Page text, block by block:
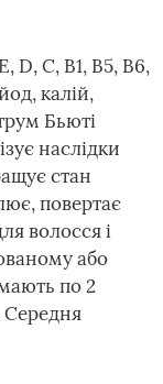
D, C, В1, В5, В6,
калій,
Бьюті
наслідки
стан
повертає
волосся і
або
по 2
Середня